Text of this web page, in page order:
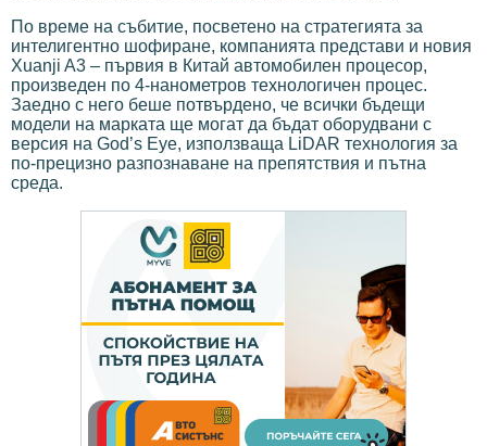
По време на събитие, посветено на стратегията за
интелигентно шофиране, компанията представи и новия
Xuanji A3 – първия в Китай автомобилен процесор,
произведен по 4-нанометров технологичен процес.
Заедно с него беше потвърдено, че всички бъдещи
модели на марката ще могат да бъдат оборудвани с
версия на God’s Eye, използваща LiDAR технология за
по-прецизно разпознаване на препятствия и пътна
среда.